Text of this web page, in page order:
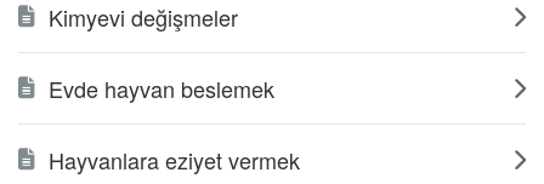
Kimyevi değişmeler
Evde hayvan beslemek
Hayvanlara eziyet vermek